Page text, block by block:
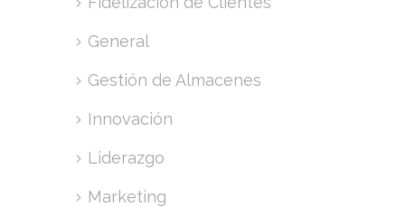
General
Gestión de Almacenes
Innovación
Liderazgo
Marketing